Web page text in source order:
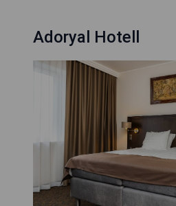
Adoryal Hotell